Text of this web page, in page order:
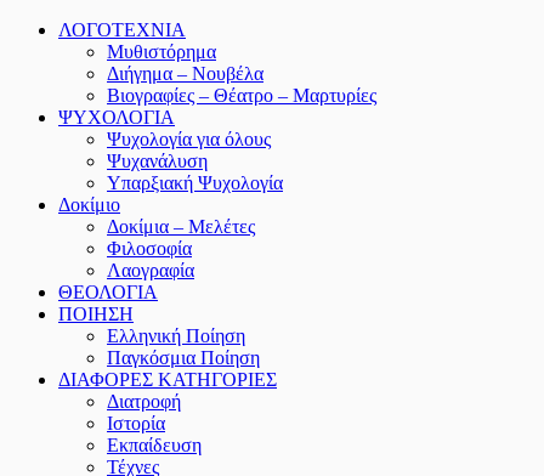
ΛΟΓΟΤΕΧΝΙΑ
Μυθιστόρημα
Διήγημα – Νουβέλα
Βιογραφίες – Θέατρο – Μαρτυρίες
ΨΥΧΟΛΟΓΙΑ
Ψυχολογία για όλους
Ψυχανάλυση
Υπαρξιακή Ψυχολογία
Δοκίμιο
Δοκίμια – Μελέτες
Φιλοσοφία
Λαογραφία
ΘΕΟΛΟΓΙΑ
ΠΟΙΗΣΗ
Ελληνική Ποίηση
Παγκόσμια Ποίηση
ΔΙΑΦΟΡΕΣ ΚΑΤΗΓΟΡΙΕΣ
Διατροφή
Ιστορία
Εκπαίδευση
Τέχνες